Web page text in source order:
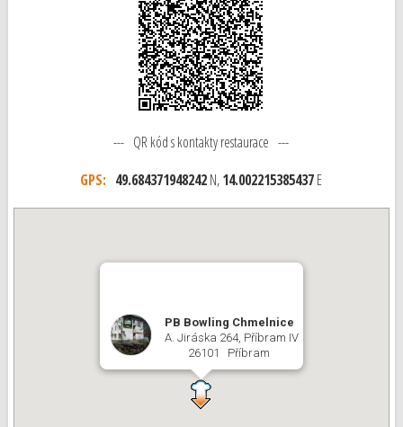
--- QR kód s kontakty restaurace ---
GPS: 49.684371948242N,14.002215385437E
PB Bowling Chmelnice
A. Jiráska 264, Příbram IV
26101 Příbram